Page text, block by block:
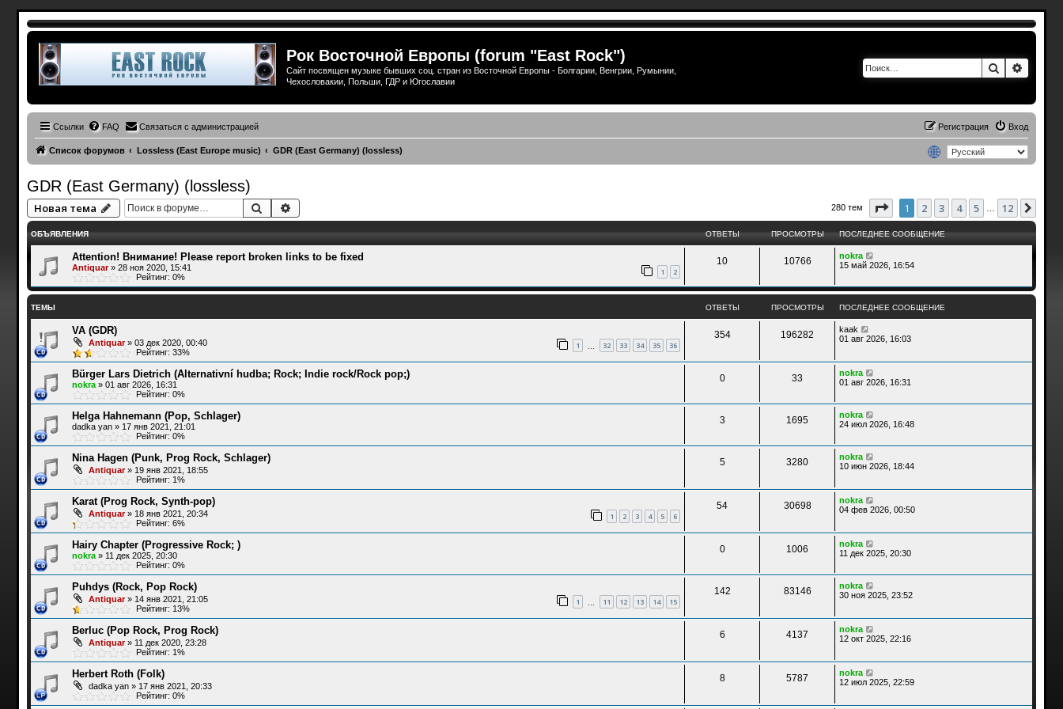
Рок Восточной Европы (forum "East Rock")
Сайт посвящен музыке бывших соц. стран из Восточной Европы - Болгарии, Венгрии, Румынии,
Чехословакии, Польши, ГДР и Югославии
Поиск
Ссылки FAQ Связаться с администрацией Вход
Регистрация
Список форумов Lossless (East Europe music) GDR (East Germany) (lossless)
GDR (East Germany) (lossless)
Новая тема Поиск 280 тем Страница из 12
1 2 3 4 5 12
ОБЪЯВЛЕНИЯ ОТВЕТЫ ПРОСМОТРЫ ПОСЛЕДНЕЕ СООБЩЕНИЕ
Attention! Внимание! Please report broken links to be fixed
Antiquar» 28 ноя 2020, 15:41 1 2
Рейтинг: 0%
10 10766
nokra
15 май 2026, 16:54
ТЕМЫ ОТВЕТЫ ПРОСМОТРЫ ПОСЛЕДНЕЕ СООБЩЕНИЕ
VA (GDR)
Antiquar» 03 дек 2020, 00:40 1 32 33 34 35 36
Рейтинг: 33%
354 196282
kaak
01 авг 2026, 16:03
Bürger Lars Dietrich (Alternativní hudba; Rock; Indie rock/Rock pop;)
nokra» 01 авг 2026, 16:31
Рейтинг: 0%
0 33
nokra
01 авг 2026, 16:31
Helga Hahnemann (Pop, Schlager)
dadka yan» 17 янв 2021, 21:01
Рейтинг: 0%
3 1695
nokra
24 июл 2026, 16:48
Nina Hagen (Punk, Prog Rock, Schlager)
Antiquar» 19 янв 2021, 18:55
Рейтинг: 1%
5 3280
nokra
10 июн 2026, 18:44
Karat (Prog Rock, Synth-pop)
Antiquar» 18 янв 2021, 20:34 1 2 3 4 5 6
Рейтинг: 6%
54 30698
nokra
04 фев 2026, 00:50
Hairy Chapter (Progressive Rock; )
nokra» 11 дек 2025, 20:30
Рейтинг: 0%
0 1006
nokra
11 дек 2025, 20:30
Puhdys (Rock, Pop Rock)
Antiquar» 14 янв 2021, 21:05 1 11 12 13 14 15
Рейтинг: 13%
142 83146
nokra
30 ноя 2025, 23:52
Berluc (Pop Rock, Prog Rock)
Antiquar» 11 дек 2020, 23:28
Рейтинг: 1%
6 4137
nokra
12 окт 2025, 22:16
Herbert Roth (Folk)
dadka yan» 17 янв 2021, 20:33
Рейтинг: 0%
8 5787
nokra
12 июл 2025, 22:59